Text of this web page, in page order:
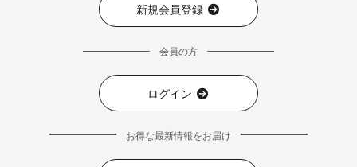
新規会員登録
会員の方
ログイン
お得な最新情報をお届け